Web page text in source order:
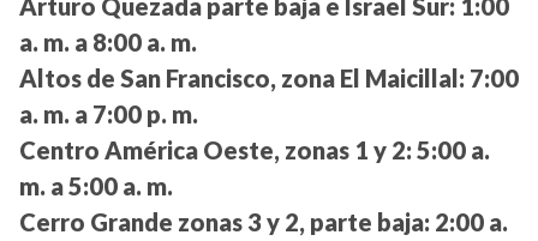
a. m. a 8:00 a. m.
Altos de San Francisco, zona El Maicillal: 7:00
a. m. a 7:00 p. m.
Centro América Oeste, zonas 1 y 2: 5:00 a.
m. a 5:00 a. m.
Cerro Grande zonas 3 y 2, parte baja: 2:00 a.